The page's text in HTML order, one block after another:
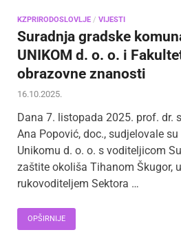
KZPRIRODOSLOVLJE / VIJESTI
Suradnja gradske
UNIKOM d. o. o. i
obrazovne znanosti
16.10.2025.
Dana 7. listopada 2025. prof. dr.
Ana Popović, doc., sudjelovale
Unikomu d. o. o. s voditeljicom
zaštite okoliša Tihanom Škugor,
rukovoditeljem Sektora …
OPŠIRNIJE